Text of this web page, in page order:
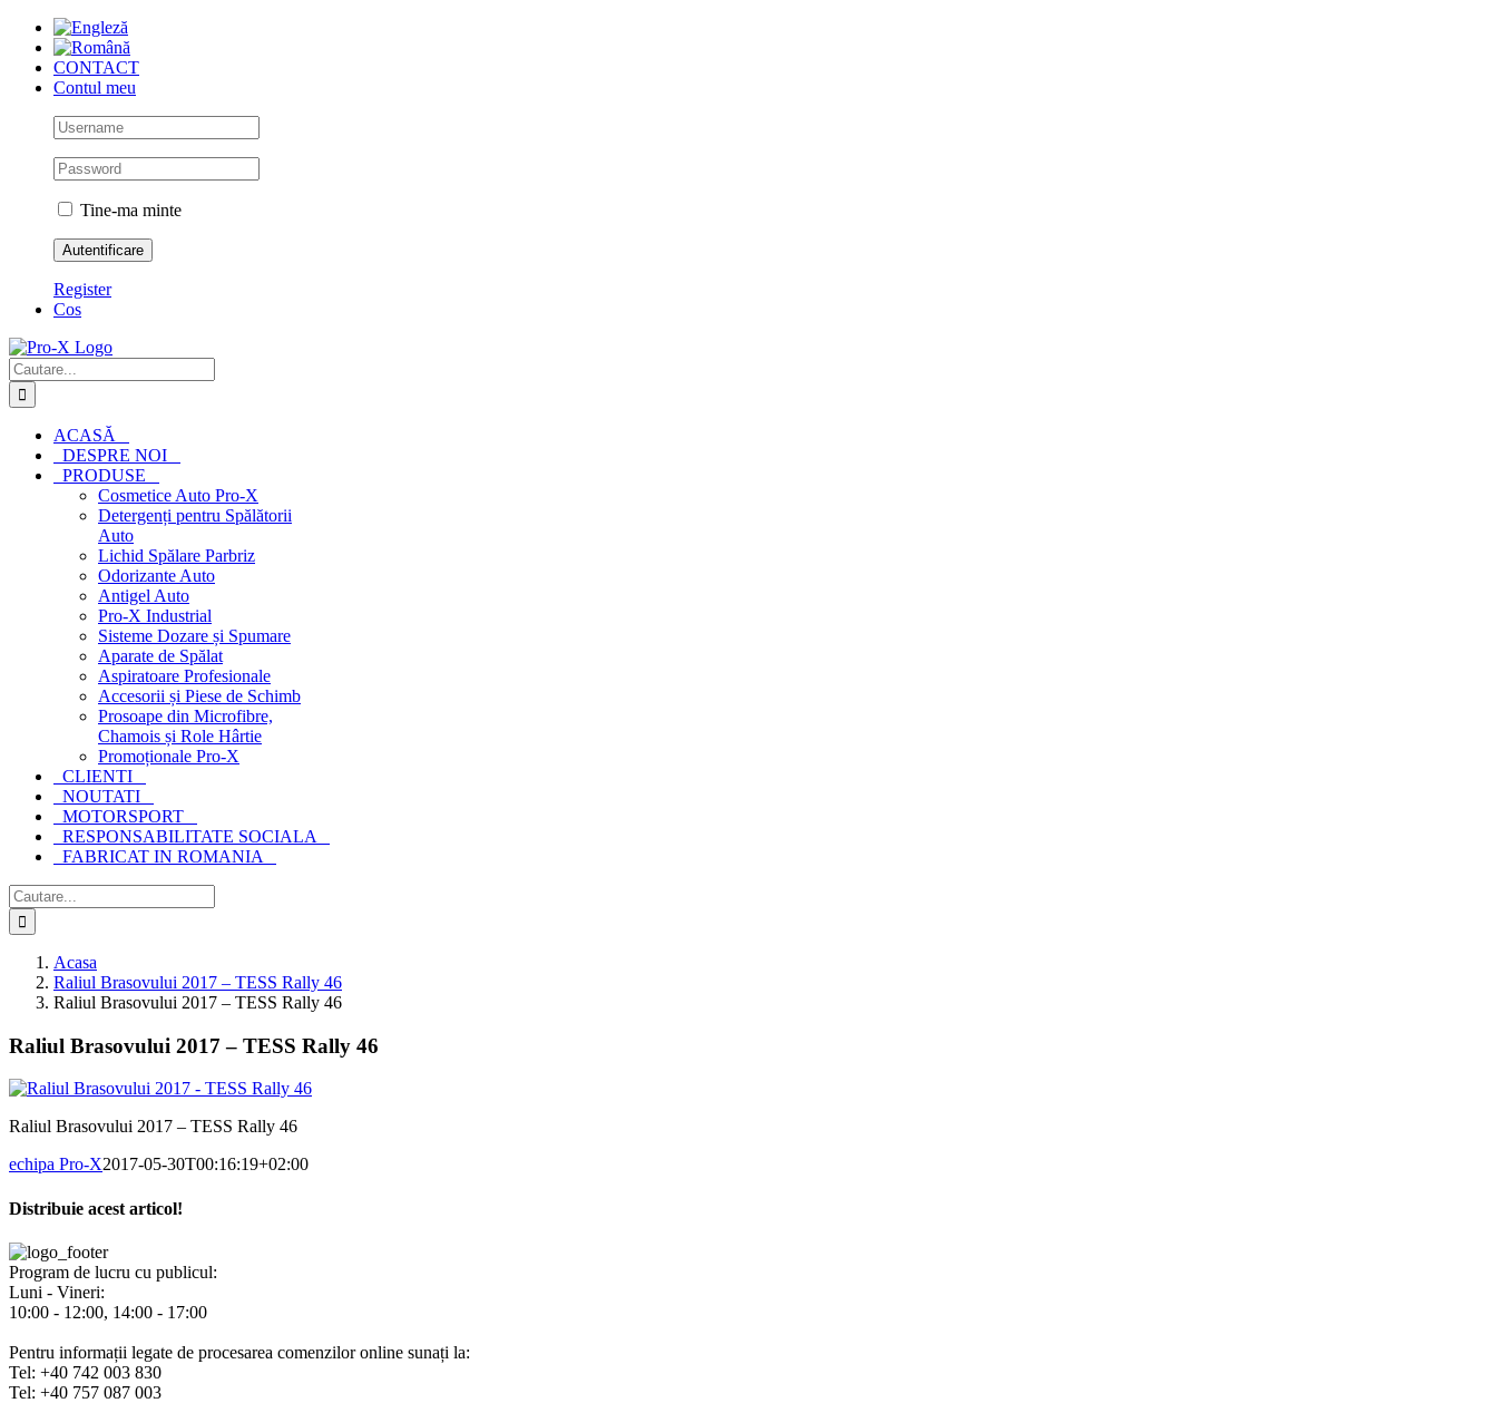
Skip
contentCONTACT
Contul meu
Tine-ma minte
Register
Cos
Cautare...
ACASĂ
DESPRE NOI
PRODUSE
Cosmetice Auto Pro-X
Detergenți pentru Spălătorii
Auto
Lichid Spălare Parbriz
Odorizante Auto
Antigel Auto
Pro-X Industrial
Sisteme Dozare și Spumare
Aparate de Spălat
Aspiratoare Profesionale
Accesorii și Piese de Schimb
Prosoape din Microfibre,
Chamois și Role Hârtie
Promoționale Pro-X
CLIENTI
NOUTATI
MOTORSPORT
RESPONSABILITATE SOCIALA
FABRICAT IN ROMANIA
Cautare...
Acasa
Raliul Brasovului 2017 – TESS Rally 46
Raliul Brasovului 2017 – TESS Rally 46
Raliul Brasovului 2017 – TESS Rally 46
Raliul Brasovului 2017 – TESS Rally 46
echipa Pro-X2017-05-30T00:16:19+02:00
Distribuie acest articol!
Facebook
X
Pinterest
E-
mail:
Program de lucru cu publicul:
Luni - Vineri:
10:00 - 12:00, 14:00 - 17:00
Pentru informații legate de procesarea comenzilor online sunați la:
Tel: +40 742 003 830
Tel: +40 757 087 003